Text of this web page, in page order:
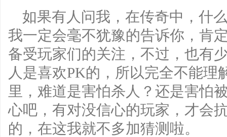
如果有人问我，在传奇中，什
我一定会毫不犹豫的告诉你，肯
备受玩家们的关注，不过，也有
人是喜欢PK的，所以完全不能理
里，难道是害怕杀人？还是害怕
心吧，有对没信心的玩家，才会
的，在这我就不多加猜测啦。